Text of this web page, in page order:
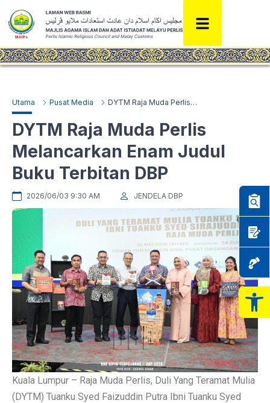
Utama Pusat Media DYTM Raja Muda Perlis Melancarkan Enam Judul Buku Terbitan DBP
DYTM Raja Muda Perlis
Melancarkan Enam Judul
Buku Terbitan DBP
2026/06/03 9:30 AM JENDELA DBP
Kuala Lumpur – Raja Muda Perlis, Duli Yang Teramat Mulia
(DYTM) Tuanku Syed Faizuddin Putra Ibni Tuanku Syed